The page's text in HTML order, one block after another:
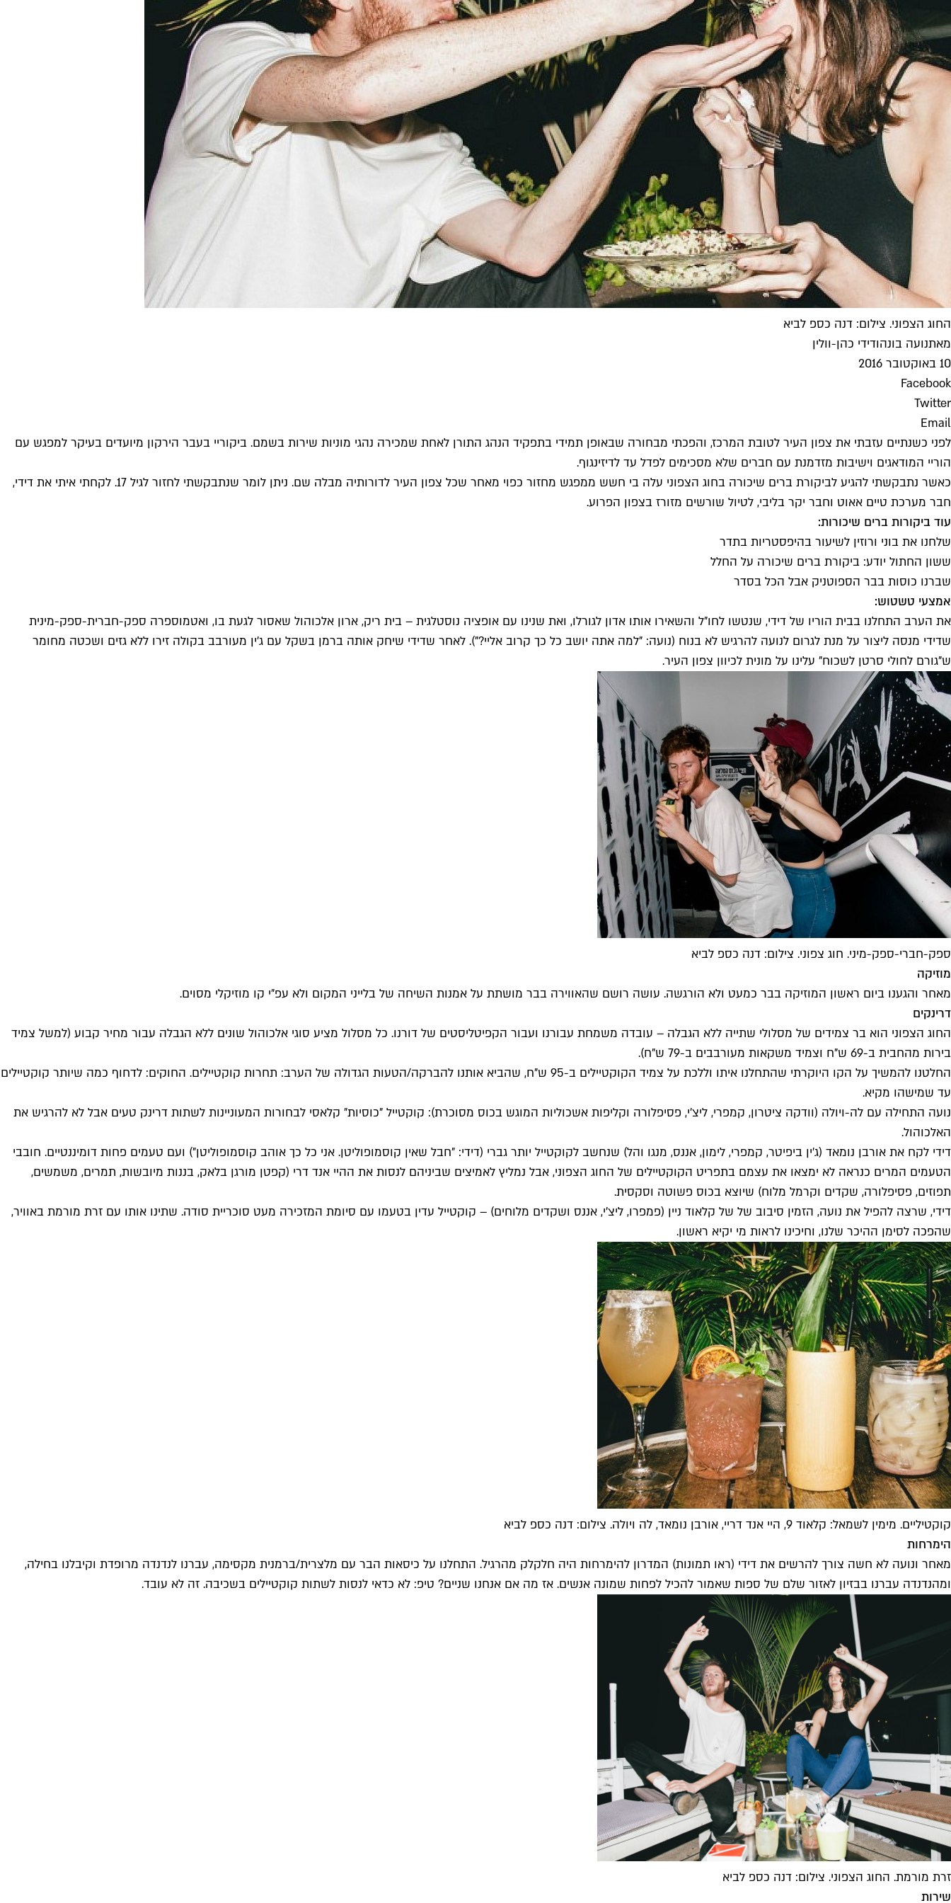
החוג הצפוני. צילום: דנה כספ לביא
מאתנועה בונהודידי כהן-וולין
10 באוקטובר 2016
Facebook
Twitter
Email
לפני כשנתיים עזבתי את צפון העיר לטובת המרכז, והפכתי מבחורה שבאופן תמידי בתפקיד הנהג התורן לאחת שמכירה נהגי מוניות שירות בשמם. ביקוריי בעבר הירקון מיועדים בעיקר למפגש עם
הוריי המודאגים וישיבות מזדמנת עם חברים שלא מסכימים לפדל עד לדיזינגוף.
כאשר נתבקשתי להגיע לביקורת ברים שיכורה בחוג הצפוני עלה בי חשש ממפגש מחזור כפוי מאחר שכל צפון העיר לדורותיה מבלה שם. ניתן לומר שנתבקשתי לחזור לגיל 17. לקחתי איתי את דידי,
חבר מערכת טיים אאוט וחבר יקר בליבי, לטיול שורשים מזורז בצפון הפרוע.
עוד ביקורות ברים שיכורות:
שלחנו את בוני ורוזין לשיעור בהיפסטריות בתדר
ששון החתול יודע: ביקורת ברים שיכורה על החלל
שברנו כוסות בבר הספוטניק אבל הכל בסדר
אמצעי טשטוש:
את הערב התחלנו בבית הוריו של דידי, שנטשו לחו"ל והשאירו אותו אדון לגורלו, ואת שנינו עם אופציה נוסטלגית – בית ריק, ארון אלכוהול שאסור לגעת בו, ואטמוספרה ספק-חברית-ספק-מינית
שדידי מנסה ליצור על מנת לגרום לנועה להרגיש לא בנוח (נועה: "למה אתה יושב כל כך קרוב אליי?"). לאחר שדידי שיחק אותה ברמן בשקל עם ג'ין מעורבב בקולה זירו ללא גזים ושכטה מחומר
ש"גורם לחולי סרטן לשכוח" עלינו על מונית לכיוון צפון העיר.
ספק-חברי-ספק-מיני. חוג צפוני. צילום: דנה כספ לביא
מוזיקה
מאחר והגענו ביום ראשון המוזיקה בבר כמעט ולא הורגשה. עושה רושם שהאווירה בבר מושתת על אמנות השיחה של בלייני המקום ולא עפ"י קו מוזיקלי מסוים.
דרינקים
החוג הצפוני הוא בר צמידים של מסלולי שתייה ללא הגבלה – עובדה משמחת עבורנו ועבור הקפיטליסטים של דורנו. כל מסלול מציע סוגי אלכוהול שונים ללא הגבלה עבור מחיר קבוע (למשל צמיד
בירות מהחבית ב-69 ש"ח וצמיד משקאות מעורבבים ב-79 ש"ח).
החלטנו להמשיך על הקו היוקרתי שהתחלנו איתו וללכת על צמיד הקוקטיילים ב-95 ש"ח, שהביא אותנו להברקה/הטעות הגדולה של הערב: תחרות קוקטיילים. החוקים: לדחוף כמה שיותר קוקטיילים
עד שמישהו מקיא.
נועה התחילה עם לה-ויולה (וודקה ציטרון, קמפרי, ליצ'י, פסיפלורה וקליפות אשכוליות המוגש בכוס מסוכרת): קוקטייל "כוסיות" קלאסי לבחורות המעוניינות לשתות דרינק טעים אבל לא להרגיש את
האלכוהול.
דידי לקח את אורבן נומאד (ג'ין ביפיטר, קמפרי, לימון, אננס, מנגו והל) שנחשב לקוקטייל יותר גברי (דידי: "חבל שאין קוסמופוליטן. אני כל כך אוהב קוסמופוליטן") ועם טעמים פחות דומיננטיים. חובבי
הטעמים המרים כנראה לא ימצאו את עצמם בתפריט הקוקטיילים של החוג הצפוני, אבל נמליץ לאמיצים שביניהם לנסות את ההיי אנד דרי (קפטן מורגן בלאק, בננות מיובשות, תמרים, משמשים,
תפוזים, פסיפלורה, שקדים וקרמל מלוח) שיוצא בכוס פשוטה וסקסית.
דידי, שרצה להפיל את נועה, הזמין סיבוב של של קלאוד ניין (פמפרו, ליצ'י, אננס ושקדים מלוחים) – קוקטייל עדין בטעמו עם סיומת המזכירה מעט סוכריית סודה. שתינו אותו עם זרת מורמת באוויר,
שהפכה לסימן ההיכר שלנו, וחיכינו לראות מי יקיא ראשון.
קוקטיליים. מימין לשמאל: קלאוד 9, היי אנד דריי, אורבן נומאד, לה ויולה. צילום: דנה כספ לביא
הימרחות
מאחר ונועה לא חשה צורך להרשים את דידי (ראו תמונות) המדרון להימרחות היה חלקלק מהרגיל. התחלנו על כיסאות הבר עם מלצרית/ברמנית מקסימה, עברנו לנדנדה מרופדת וקיבלנו בחילה,
ומהנדנדה עברנו בבזיון לאזור שלם של ספות שאמור להכיל לפחות שמונה אנשים. אז מה אם אנחנו שניים? טיפ: לא כדאי לנסות לשתות קוקטיילים בשכיבה. זה לא עובד.
זרת מורמת. החוג הצפוני. צילום: דנה כספ לביא
שירות